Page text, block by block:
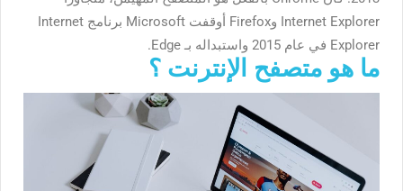
Internet Explorer وFirefox أوقفت Microsoft برنامج Internet
Explorer في عام 2015 واستبداله بـ Edge.
ما هو متصفح الإنترنت ؟